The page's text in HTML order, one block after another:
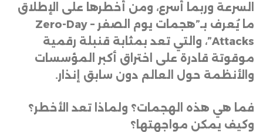
السرعة وربما أسرع، ومن أخطرها على الإطلاق
ما يُعرف بـ”هجمات يوم الصفر
– Zero-Day
Attacks” ، والتي تعد بمثابة قنبلة رقمية
موقوتة قادرة على اختراق أكبر المؤسسات
والأنظمة حول العالم دون سابق إنذار.
فما هي هذه الهجمات؟ ولماذا تعد الأخطر؟
وكيف يمكن مواجهتها؟